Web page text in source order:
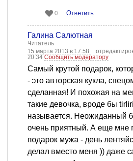
0 Ответить
Галина Салютная
Читатель
15 марта 2013 в 17:58
20:34Сообщить модератору
Самый крутой подарок,
- это авторская кукла,
сделанная! И похожая на
такие девочка, вроде бы
называется. Неожиданный
очень приятный. А еще мне
подарок мужа - день
делал вместо меня )) даже